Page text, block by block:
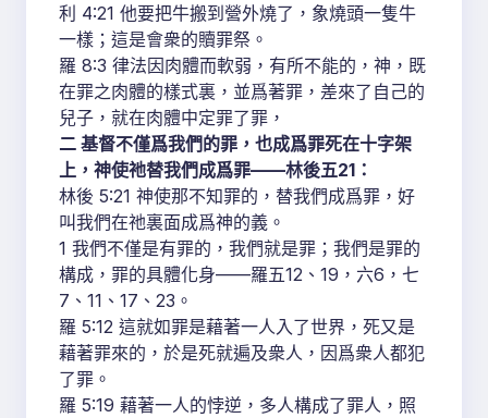
利 4:21 他要把牛搬到營外燒了，象燒頭一隻牛
一樣；這是會衆的贖罪祭。
羅 8:3 律法因肉體而軟弱，有所不能的，神，既
在罪之肉體的樣式裏，並爲著罪，差來了自己的
兒子，就在肉體中定罪了罪，
二 基督不僅爲我們的罪，也成爲罪死在十字架
上，神使祂替我們成爲罪——林後五21：
林後 5:21 神使那不知罪的，替我們成爲罪，好
叫我們在祂裏面成爲神的義。
1 我們不僅是有罪的，我們就是罪；我們是罪的
構成，罪的具體化身——羅五12、19，六6，七
7、11、17、23。
羅 5:12 這就如罪是藉著一人入了世界，死又是
藉著罪來的，於是死就遍及衆人，因爲衆人都犯
了罪。
羅 5:19 藉著一人的悖逆，多人構成了罪人，照